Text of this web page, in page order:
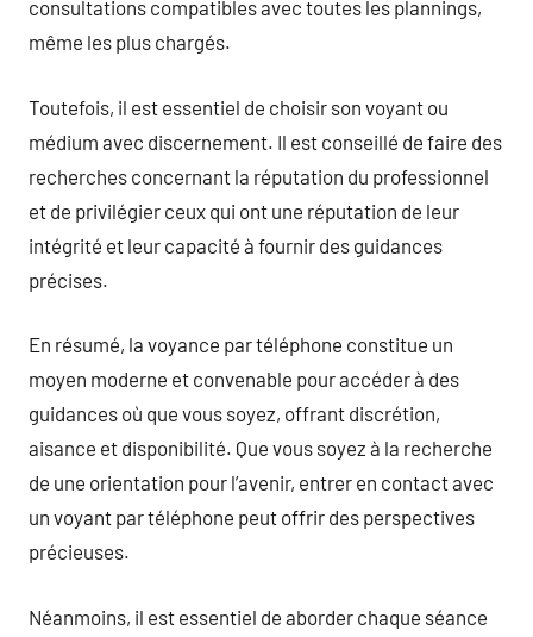
consultations compatibles avec toutes les plannings,
même les plus chargés.
Toutefois, il est essentiel de choisir son voyant ou
médium avec discernement. Il est conseillé de faire des
recherches concernant la réputation du professionnel
et de privilégier ceux qui ont une réputation de leur
intégrité et leur capacité à fournir des guidances
précises.
En résumé, la voyance par téléphone constitue un
moyen moderne et convenable pour accéder à des
guidances où que vous soyez, offrant discrétion,
aisance et disponibilité. Que vous soyez à la recherche
de une orientation pour l’avenir, entrer en contact avec
un voyant par téléphone peut offrir des perspectives
précieuses.
Néanmoins, il est essentiel de aborder chaque séance